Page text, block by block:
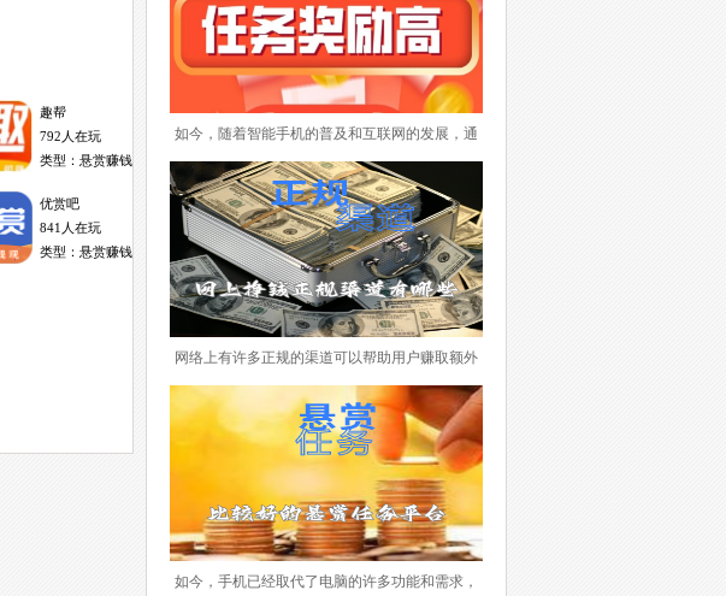
趣帮
792人在玩
类型：悬赏赚钱
优赏吧
841人在玩
类型：悬赏赚钱
如今，随着智能手机的普及和互联网的发展，通
过手机做任务赚取佣金已经成为一种越来越流行
的方式。不仅可以利用碎片化时间赚取额外收
入，还可以体验各种有趣的任务。本文将介绍一
些目前市场上颇受欢迎的手机做任务赚钱的APP
排行榜，希望对您找到适合自己的任务赚钱平台
有所帮助。 下面便是手机做任务赚钱的APP排行
些平台时，务必注意任务的真实性和可靠性，避
免参与虚假、违法或不良的活动。希望本文能够
为您找到一款适合的任务赚钱APP，帮助您实现
额外收入的目标。
网络上有许多正规的渠道可以帮助用户赚取额外
的收入。以下是一些推荐的平台，它们提供了多
种赚钱方式，适合不同的用户需求。 下面一些
所推荐的网络赚钱平台，它们提供了多样化的任
务和赚钱方式，适合不同用户的需求。用户可以
根据自己的兴趣和时间灵活选择参与，获得额外
的收入。记得在使用这些平台时，要注意保护个
如今，手机已经取代了电脑的许多功能和需求，